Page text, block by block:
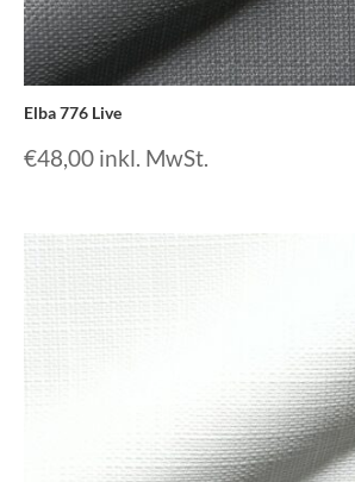
Elba 776 Live
€48,00 inkl. MwSt.